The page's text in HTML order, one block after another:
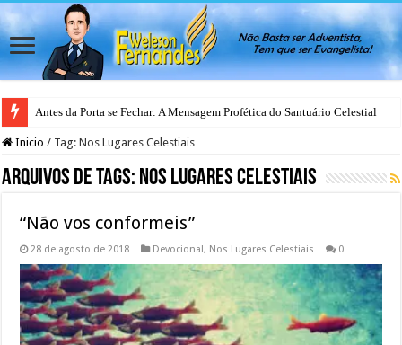
Antes da Porta se Fechar: A Mensagem Profética do Santuário Celestial
Eventos Finais – Pr. Arilton Oliveira
Inicio / Tag:Nos Lugares Celestiais
Arquivos de Tags: Nos Lugares Celestiais
“Não vos conformeis”
28 de agosto de 2018 Devocional, Nos Lugares Celestiais 0